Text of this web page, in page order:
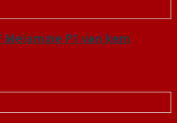
Melamine P1 van kem